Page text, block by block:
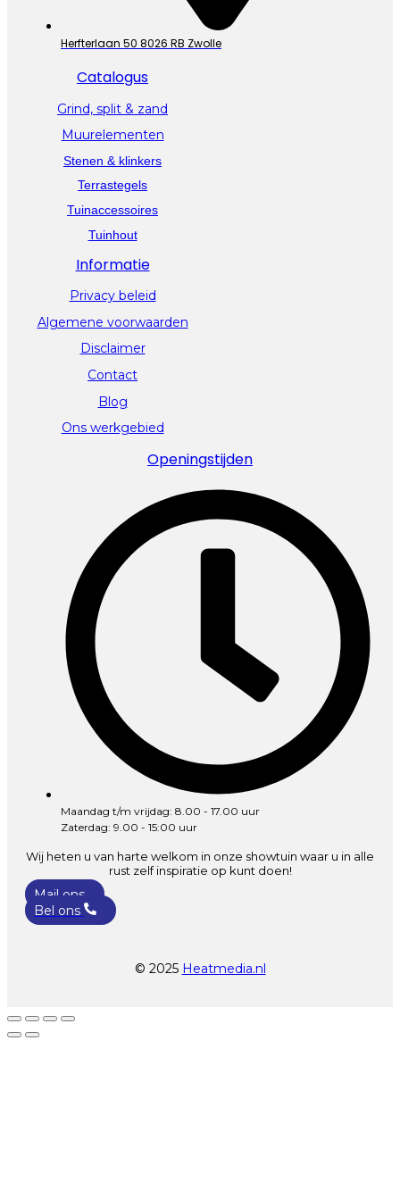
Herfterlaan 50 8026 RB Zwolle
Catalogus
Grind, split & zand
Muurelementen
Stenen & klinkers
Terrastegels
Tuinaccessoires
Tuinhout
Informatie
Privacy beleid
Algemene voorwaarden
Disclaimer
Contact
Blog
Ons werkgebied
Openingstijden
Maandag t/m vrijdag: 8.00 - 17.00 uur
Zaterdag: 9.00 - 15:00 uur
Wij heten u van harte welkom in onze showtuin waar u in alle
rust zelf inspiratie op kunt doen!
Mail ons
Bel ons
© 2025 Heatmedia.nl